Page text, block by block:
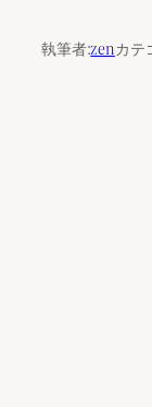
執筆者:zenカテ